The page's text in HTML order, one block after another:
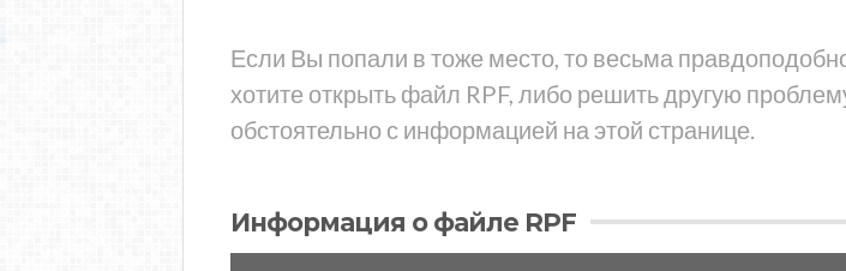
Если Вы попали в тоже место, то весьма
хотите открыть файл RPF, либо решить другую
обстоятельно с информацией на этой странице.
Информация о файле RPF